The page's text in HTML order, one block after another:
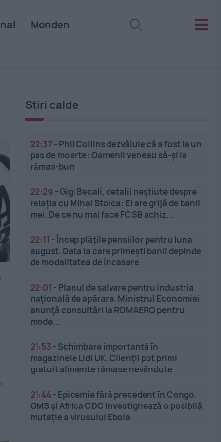
Monden
Stiri calde
22:37 - Phil Collins dezvăluie că a fost la un
pas de moarte: Oamenii veneau să-și ia
rămas-bun
22:29 -Gigi Becali, detalii neștiute despre
relația cu Mihai Stoica: El are grijă de banii
mei. De ce nu mai face FCSB achiz...
22:11 -Încep plățile pensiilor pentru luna
august. Data la care primești banii depinde
de modalitatea de încasare
22:01 - Planul de salvare pentru industria
națională de apărare. Ministrul Economiei
anunță consultări la ROMAERO pentru
mode...
21:53 - Schimbare importantă în
magazinele Lidl UK. Clienții pot primi
gratuit alimente rămase nevândute
21:44- Epidemie fără precedent în Congo.
OMS și Africa CDC investighează o posibilă
mutație a virusului Ebola